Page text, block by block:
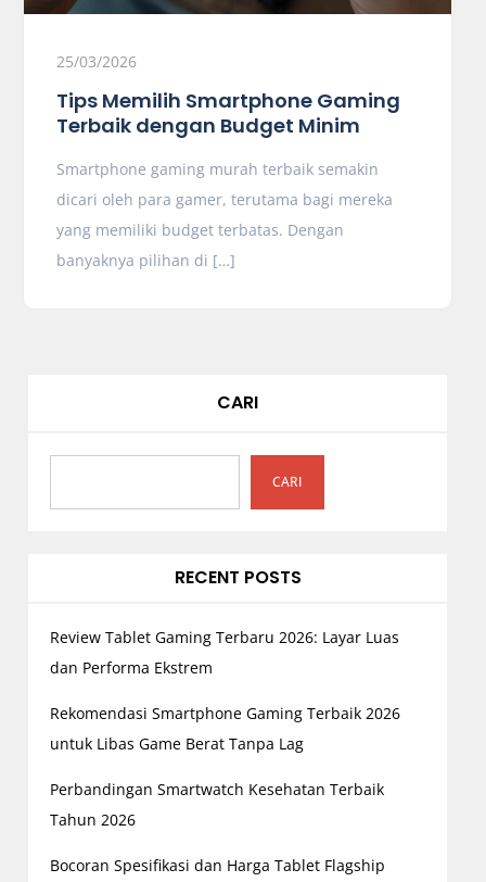
25/03/2026
Tips Memilih Smartphone Gaming
Terbaik dengan Budget Minim
Smartphone gaming murah terbaik semakin
dicari oleh para gamer, terutama bagi mereka
yang memiliki budget terbatas. Dengan
banyaknya pilihan di […]
CARI
CARI
RECENT POSTS
Review Tablet Gaming Terbaru 2026: Layar Luas
dan Performa Ekstrem
Rekomendasi Smartphone Gaming Terbaik 2026
untuk Libas Game Berat Tanpa Lag
Perbandingan Smartwatch Kesehatan Terbaik
Tahun 2026
Bocoran Spesifikasi dan Harga Tablet Flagship